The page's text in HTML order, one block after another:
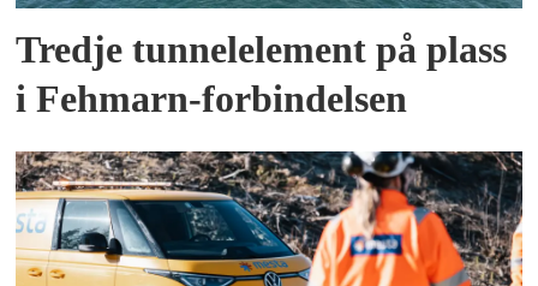
Tredje tunnel­element på plass
i Fehmarn-forbindelsen